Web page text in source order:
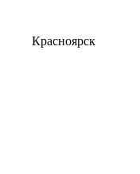
Красноярск